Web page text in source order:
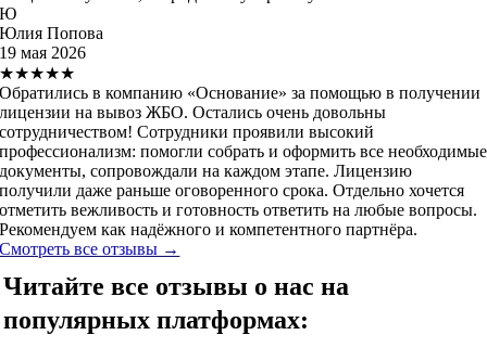
Ю
Юлия Попова
19 мая 2026
★★★★★
Обратились в компанию «Основание» за помощью в получении
лицензии на вывоз ЖБО. Остались очень довольны
сотрудничеством! Сотрудники проявили высокий
профессионализм: помогли собрать и оформить все необходимые
документы, сопровождали на каждом этапе. Лицензию
получили даже раньше оговоренного срока. Отдельно хочется
отметить вежливость и готовность ответить на любые вопросы.
Рекомендуем как надёжного и компетентного партнёра.
Смотреть все отзывы →
Читайте все отзывы о нас на
популярных платформах: